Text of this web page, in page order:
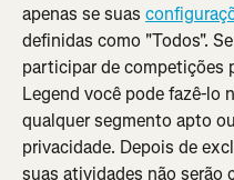
apenas se suas
definidas como "Todos".
participar de competições
Legend você pode fazê-lo
qualquer segmento apto
privacidade. Depois de
suas atividades não serão